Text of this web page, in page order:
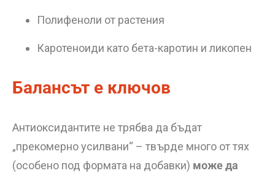
Полифеноли от растения
Каротеноиди като бета-каротин и ликопен
Балансът е ключов
Антиоксидантите не трябва да бъдат
„прекомерно усилвани“ – твърде много от тях
(особено под формата на добавки) може да